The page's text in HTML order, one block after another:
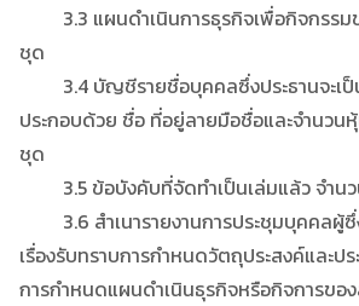
3.3 แผนดำเนินการธุรกิจเพื่อกิจกรรม
ชุด
3.4 บัญชีรายชื่อบุคคลซึ่งประธานจะเ
ประกอบด้วย ชื่อ ที่อยู่ลายมือชื่อและจำนวน
ชุด
3.5 ข้อบังคับที่จัดทำเป็นเล่มแล้ว จำน
3.6 สำเนารายงานการประชุมบุคคลผู้ซึ่
เรื่องรับทราบการกำหนดวัตถุประสงค์และป
การกำหนดแผนดำเนินธุรกิจหรือกิจการขอ